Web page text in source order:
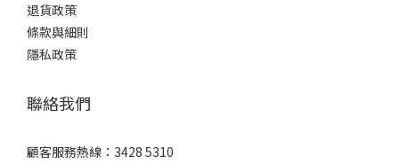
退貨政策
條款與細則
隱私政策
聯絡我們
顧客服務熱線：3428 5310